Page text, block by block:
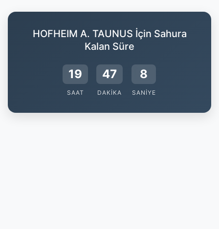
HOFHEIM A. TAUNUS İçin Sahura
Kalan Süre
19
SAAT
47
DAKIKA
8
SANIYE